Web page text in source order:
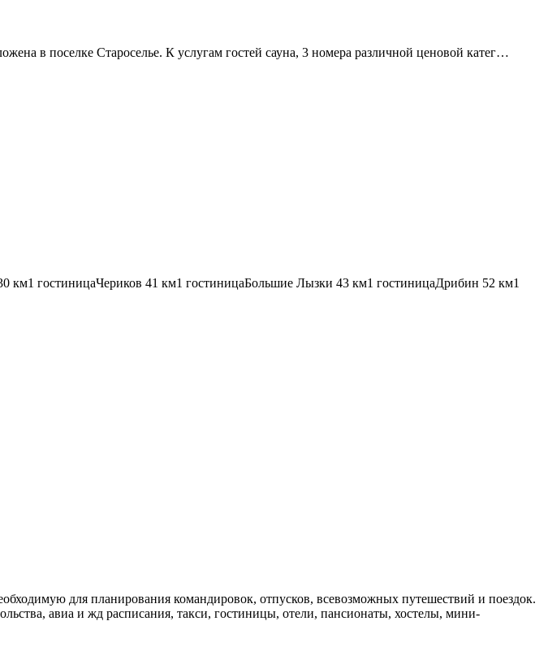
в поселке Староселье. К услугам гостей сауна, 3 номера различной ценовой катег…
км1 гостиницаЧериков 41 км1 гостиницаБольшие Лызки 43 км1 гостиницаДрибин 52 км1
для планирования командировок, отпусков, всевозможных путешествий и поездок.
авиа и жд расписания, такси, гостиницы, отели, пансионаты, хостелы, мини-